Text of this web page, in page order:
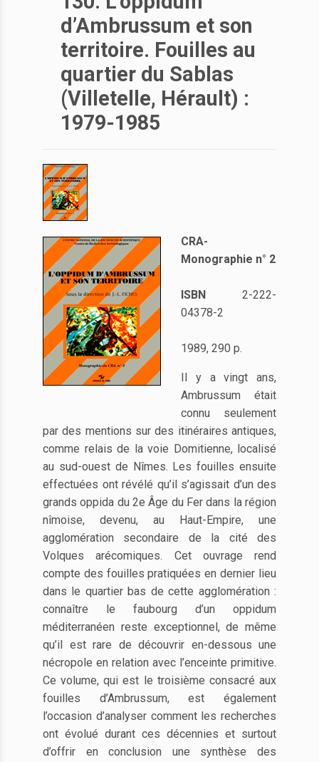
d’Ambrussum et son
territoire. Fouilles au
quartier du Sablas
(Villetelle, Hérault) :
1979-1985
CRA-
Monographie n° 2
ISBN 2-222-
04378-2
1989, 290 p.
Il y a vingt ans,
Ambrussum était
connu seulement
par des mentions sur des itinéraires antiques,
comme relais de la voie Domitienne, localisé
au sud-ouest de Nîmes. Les fouilles ensuite
effectuées ont révélé qu’il s’agissait d’un des
grands oppida du 2e Âge du Fer dans la région
nîmoise, devenu, au Haut-Empire, une
agglomération secondaire de la cité des
Volques arécomiques. Cet ouvrage rend
compte des fouilles pratiquées en dernier lieu
dans le quartier bas de cette agglomération :
connaître le faubourg d’un oppidum
méditerranéen reste exceptionnel, de même
qu’il est rare de découvrir en-dessous une
nécropole en relation avec l’enceinte primitive.
Ce volume, qui est le troisième consacré aux
fouilles d’Ambrussum, est également
l’occasion d’analyser comment les recherches
ont évolué durant ces décennies et surtout
d’offrir en conclusion une synthèse des